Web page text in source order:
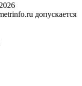
допускается